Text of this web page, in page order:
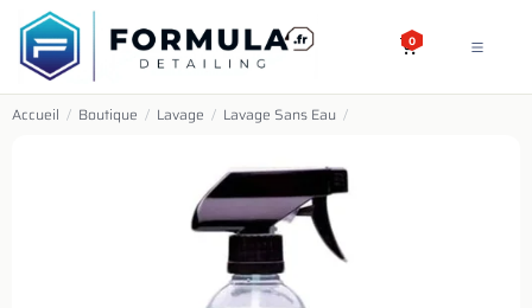
SE RENDRE AU CONTENU
0
Accueil / Boutique / Lavage / Lavage Sans Eau /